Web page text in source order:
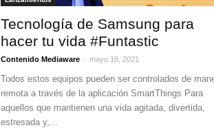
Tecnología de Samsung para
hacer tu vida #Funtastic
Contenido Mediaware - mayo 18, 2021
Todos estos equipos pueden ser controlados de
remota a través de la aplicación SmartThings Para
aquellos que mantienen una vida agitada, divertida,
estresada y,...